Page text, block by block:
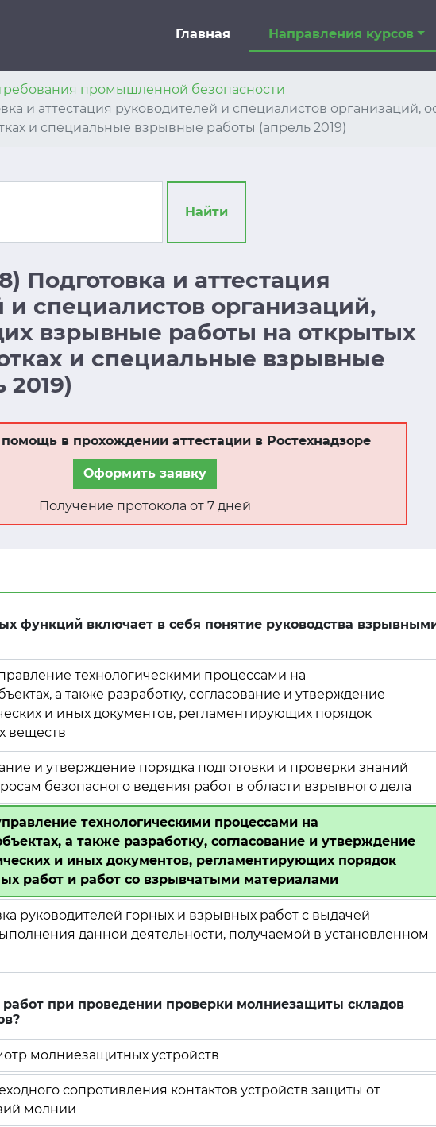
Главная Направления курсов
промышленной безопасности
и аттестация руководителей и специалистов
и специальные взрывные работы (апрель 2019)
Найти
Подготовка и аттестация
и специалистов организаций,
взрывные работы на открытых
и специальные взрывные
2019)
в прохождении аттестации в Ростехнадзоре
Оформить заявку
Получение протокола от 7 дней
функций включает в себя понятие руководства
технологическими процессами на
а также разработку, согласование и утверждение
и иных документов, регламентирующих порядок
веществ
и утверждение порядка подготовки и проверки знаний
безопасного ведения работ в области взрывного дела
технологическими процессами на
а также разработку, согласование и утверждение
и иных документов, регламентирующих порядок
работ и работ со взрывчатыми материалами
руководителей горных и взрывных работ с выдачей
данной деятельности, получаемой в установленном
работ при проведении проверки молниезащиты складов
молниезащитных устройств
сопротивления контактов устройств защиты от
молнии